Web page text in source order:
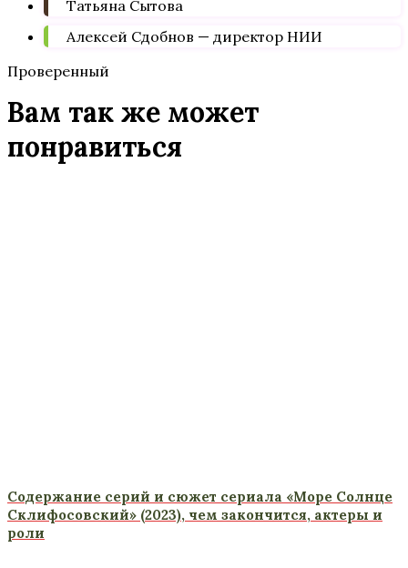
Татьяна Сытова
Алексей Сдобнов — директор НИИ
Проверенный
Вам так же может
понравиться
Содержание серий и сюжет сериала «Море Солнце
Склифосовский» (2023), чем закончится, актеры и
роли